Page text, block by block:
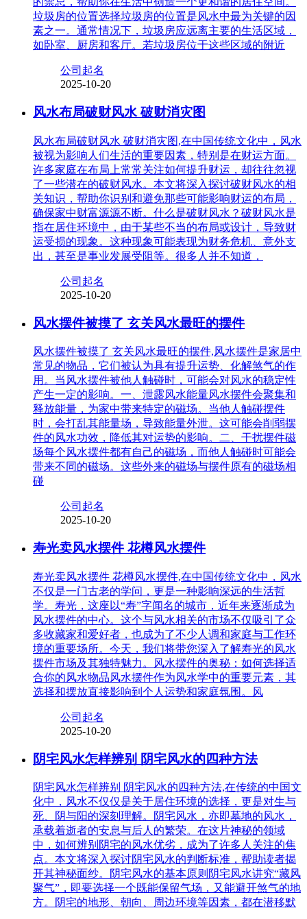
垃圾房的位置选择垃圾房的位置是风水中最为关键的因
素之一。通常情况下，垃圾房应远离主要的生活区域，
如卧室、厨房和客厅。若垃圾房位于这些区域的附近
公司起名
2025-10-20
风水布局破财风水 破财消灾图
风水布局破财风水 破财消灾图,在中国传统文化中，风水
被视为影响人们生活的重要因素，特别是在财运方面。
许多家庭在布局上常常关注如何提升财运，却往往忽视
了一些潜在的破财风水。本文将深入探讨破财风水的相
关知识，帮助你识别和避免那些可能影响财运的布局，
确保家中财富源源不断。什么是破财风水？破财风水是
指在居住环境中，由于某些不当的布局或设计，导致财
运受损的现象。这种现象可能表现为财务危机、意外支
出，甚至是事业发展受阻等。很多人并不知道，
公司起名
2025-10-20
风水摆件被摸了 玄关风水最旺的摆件
风水摆件被摸了 玄关风水最旺的摆件,风水摆件是家居中
常见的物品，它们被认为具有提升运势、化解煞气的作
用。当风水摆件被他人触碰时，可能会对风水的稳定性
产生一定的影响。一、泄露风水能量风水摆件会聚集和
释放能量，为家中带来特定的磁场。当他人触碰摆件
时，会打乱其能量场，导致能量外泄。这可能会削弱摆
件的风水功效，降低其对运势的影响。二、干扰摆件磁
场每个风水摆件都有自己的磁场，而他人触碰时可能会
带来不同的磁场。这些外来的磁场与摆件原有的磁场相
碰
公司起名
2025-10-20
寿光卖风水摆件 花樽风水摆件
寿光卖风水摆件 花樽风水摆件,在中国传统文化中，风水
不仅是一门古老的学问，更是一种影响深远的生活哲
学。寿光，这座以“寿”字闻名的城市，近年来逐渐成为
风水摆件的中心。这个与风水相关的市场不仅吸引了众
多收藏家和爱好者，也成为了不少人调和家庭与工作环
境的重要场所。今天，我们将带您深入了解寿光的风水
摆件市场及其独特魅力。风水摆件的奥秘：如何选择适
合你的风水物品风水摆件作为风水学中的重要元素，其
选择和摆放直接影响到个人运势和家庭氛围。风
公司起名
2025-10-20
阴宅风水怎样辨别 阴宅风水的四种方法
阴宅风水怎样辨别 阴宅风水的四种方法,在传统的中国文
化中，风水不仅仅是关于居住环境的选择，更是对生与
死、阴与阳的深刻理解。阴宅风水，亦即墓地的风水，
承载着逝者的安息与后人的繁荣。在这片神秘的领域
中，如何辨别阴宅的风水优劣，成为了许多人关注的焦
点。本文将深入探讨阴宅风水的判断标准，帮助读者揭
开其神秘面纱。阴宅风水的基本原则阴宅风水讲究“藏风
聚气”，即要选择一个既能保留气场，又能避开煞气的地
方。阴宅的地形、朝向、周边环境等因素，都在潜移默